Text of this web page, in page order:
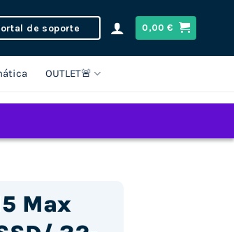
de soporte 0,00€
OUTLET🚨
Max